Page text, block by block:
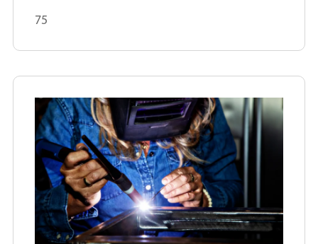
75